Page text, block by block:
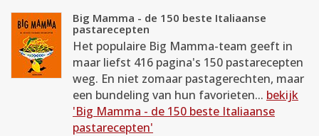
Big Mamma - de 150 beste Italiaanse
pastarecepten
Het populaire Big Mamma-team geeft in
maar liefst 416 pagina's 150 pastarecepten
weg. En niet zomaar pastagerechten, maar
een bundeling van hun favorieten... bekijk
'Big Mamma - de 150 beste Italiaanse
pastarecepten'